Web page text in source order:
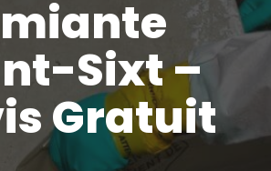
Sixt –
Gratuit